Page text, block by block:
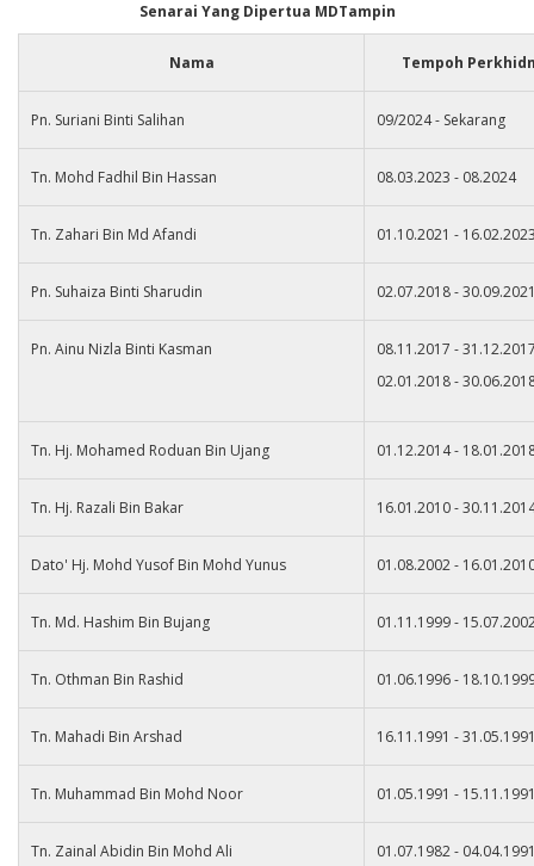
Senarai Yang Dipertua MDTampin
Nama Tempoh
Pn. Suriani Binti Salihan 09/2024 - Sekarang
Tn. Mohd Fadhil Bin Hassan 08.03.2023 - 08.2024
Tn. Zahari Bin Md Afandi 01.10.2021 -
Pn. Suhaiza Binti Sharudin 02.07.2018 -
Pn. Ainu Nizla Binti Kasman
08.11.2017 -
02.01.2018 -
Tn. Hj. Mohamed Roduan Bin Ujang 01.12.2014 -
Tn. Hj. Razali Bin Bakar 16.01.2010 -
Dato' Hj. Mohd Yusof Bin Mohd Yunus 01.08.2002 -
Tn. Md. Hashim Bin Bujang 01.11.1999 -
Tn. Othman Bin Rashid 01.06.1996 -
Tn. Mahadi Bin Arshad 16.11.1991 -
Tn. Muhammad Bin Mohd Noor 01.05.1991 -
Tn. Zainal Abidin Bin Mohd Ali 01.07.1982 -